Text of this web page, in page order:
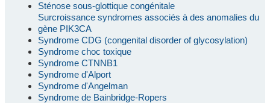
Sténose sous-glottique congénitale
Surcroissance syndromes associés à des anomalies du
gène PIK3CA
Syndrome CDG (congenital disorder of glycosylation)
Syndrome choc toxique
Syndrome CTNNB1
Syndrome d'Alport
Syndrome d'Angelman
Syndrome de Bainbridge-Ropers